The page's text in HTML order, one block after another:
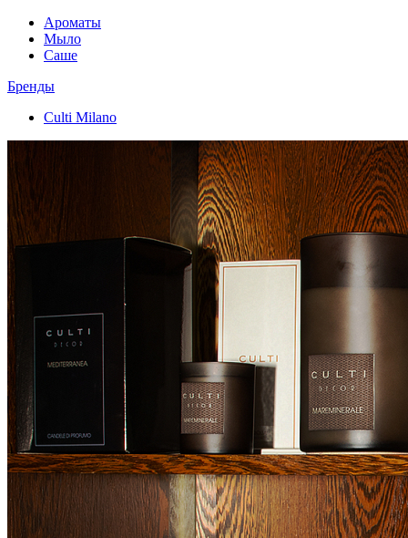
Ароматы
Мыло
Саше
Бренды
Culti Milano